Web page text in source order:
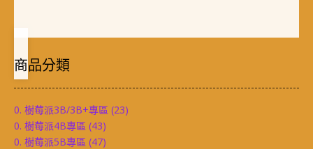
商品分類
0. 樹莓派3B/3B+專區 (23)
0. 樹莓派4B專區 (43)
0. 樹莓派5B專區 (47)